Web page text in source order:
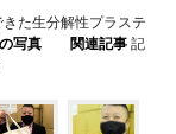
た生分解性プラステ
写真 関連記事 記